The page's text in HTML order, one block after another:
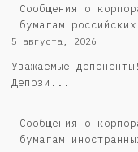
Cообщения о
бумагам
5 августа, 2026
Уважаемые
Депози...
Сообщения о
бумагам